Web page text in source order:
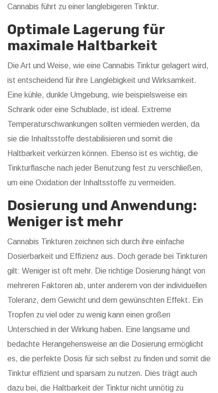
Cannabis führt zu einer langlebigeren Tinktur.
Optimale Lagerung für
maximale Haltbarkeit
Die Art und Weise, wie eine Cannabis Tinktur gelagert wird,
ist entscheidend für ihre Langlebigkeit und Wirksamkeit.
Eine kühle, dunkle Umgebung, wie beispielsweise ein
Schrank oder eine Schublade, ist ideal. Extreme
Temperaturschwankungen sollten vermieden werden, da
sie die Inhaltsstoffe destabilisieren und somit die
Haltbarkeit verkürzen können. Ebenso ist es wichtig, die
Tinkturflasche nach jeder Benutzung fest zu verschließen,
um eine Oxidation der Inhaltsstoffe zu vermeiden.
Dosierung und Anwendung:
Weniger ist mehr
Cannabis Tinkturen zeichnen sich durch ihre einfache
Dosierbarkeit und Effizienz aus. Doch gerade bei Tinkturen
gilt: Weniger ist oft mehr. Die richtige Dosierung hängt von
mehreren Faktoren ab, unter anderem von der individuellen
Toleranz, dem Gewicht und dem gewünschten Effekt. Ein
Tropfen zu viel oder zu wenig kann einen großen
Unterschied in der Wirkung haben. Eine langsame und
bedachte Herangehensweise an die Dosierung ermöglicht
es, die perfekte Dosis für sich selbst zu finden und somit die
Tinktur effizient und sparsam zu nutzen. Dies trägt auch
dazu bei, die Haltbarkeit der Tinktur nicht unnötig zu